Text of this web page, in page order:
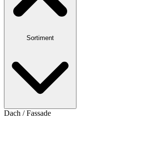
Sortiment
Dach / Fassade